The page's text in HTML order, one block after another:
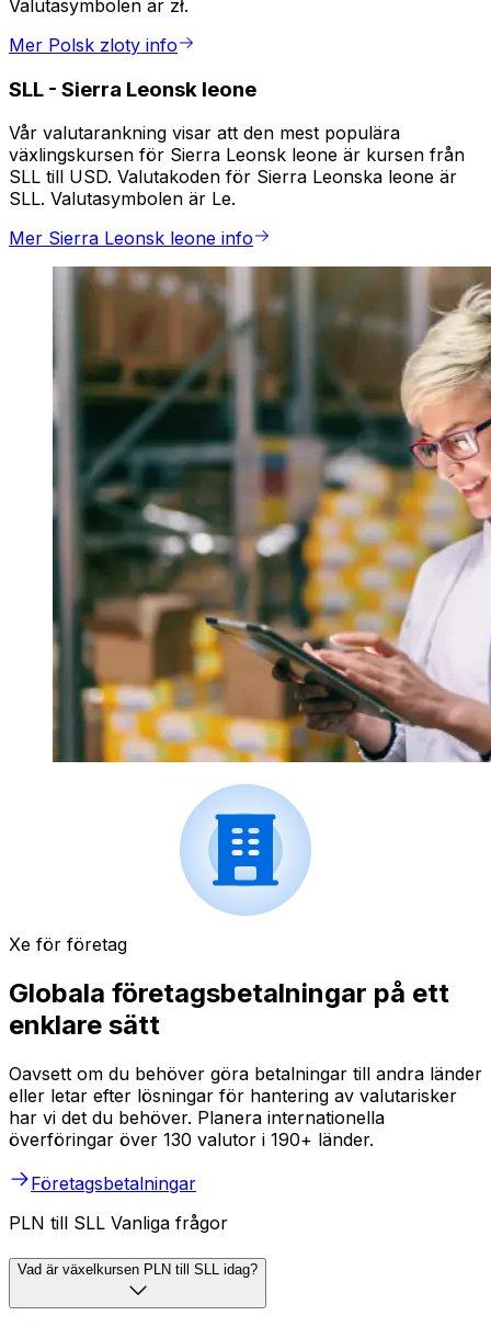
Valutasymbolen är zł.
Mer Polsk zloty info
SLL - Sierra Leonsk leone
Vår valutarankning visar att den mest populära
växlingskursen för Sierra Leonsk leone är kursen från
SLL till USD. Valutakoden för Sierra Leonska leone är
SLL. Valutasymbolen är Le.
Mer Sierra Leonsk leone info
Xe för företag
Globala företagsbetalningar på ett
enklare sätt
Oavsett om du behöver göra betalningar till andra länder
eller letar efter lösningar för hantering av valutarisker
har vi det du behöver. Planera internationella
överföringar över 130 valutor i 190+ länder.
Företagsbetalningar
PLN till SLL Vanliga frågor
Vad är växelkursen PLN till SLL idag?